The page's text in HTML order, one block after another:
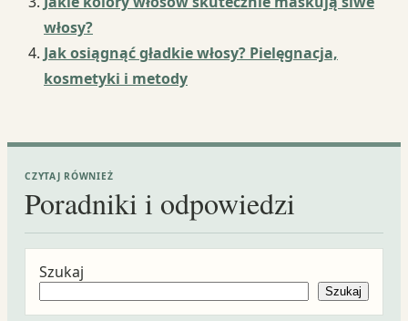
włosy?
Jak osiągnąć gładkie włosy? Pielęgnacja,
kosmetyki i metody
CZYTAJ RÓWNIEŻ
Poradniki i odpowiedzi
Szukaj
Szukaj